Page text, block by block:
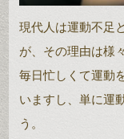
現代人は運動不足
が、その理由は様
毎日忙しくて運動
いますし、単に運
う。